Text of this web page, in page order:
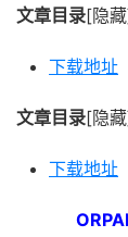
文章目录[隐
下载地址
文章目录[隐
下载地址